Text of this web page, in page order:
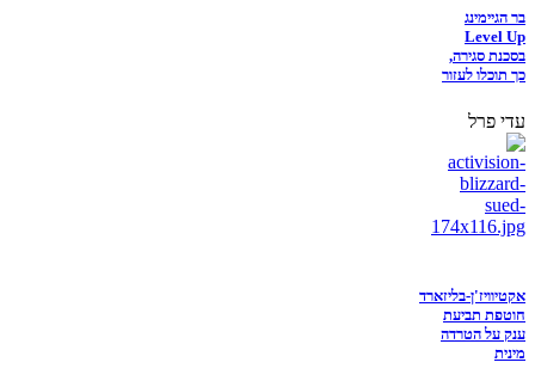
בר הגיימינג
Level Up
בסכנת סגירה,
כך תוכלו לעזור
עדי פרל
אקטיוויז'ן-בליזארד
חוטפת תביעת
ענק על הטרדה
מינית